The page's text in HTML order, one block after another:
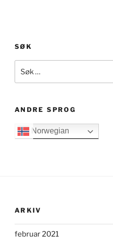
SØK
etter:
ANDRE SPROG
Norwegian
ARKIV
februar 2021